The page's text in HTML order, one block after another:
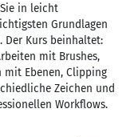
in leicht
Grundlagen
Der Kurs beinhaltet:
mit Brushes,
mit Ebenen, Clipping
Zeichen und
Workflows.